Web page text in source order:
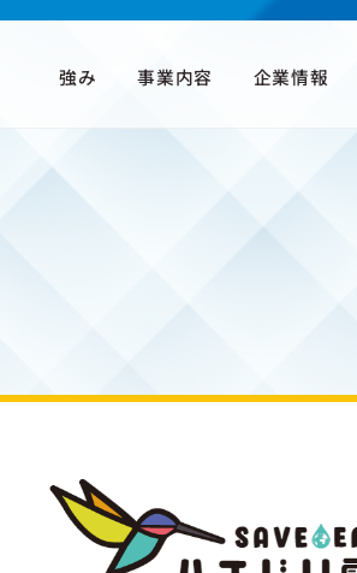
強み 事業内容 企業情報